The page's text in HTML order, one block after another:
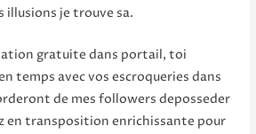
illusions je trouve sa.
gratuite dans portail, toi
temps avec vos escroqueries dans
de mes followers deposseder
en transposition enrichissante pour